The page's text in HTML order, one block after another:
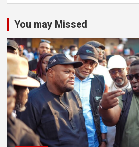
You may Missed